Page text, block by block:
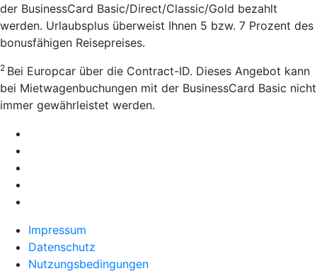
der BusinessCard Basic/Direct/Classic/Gold bezahlt
werden. Urlaubsplus überweist Ihnen 5 bzw. 7 Prozent des
bonusfähigen Reisepreises.
2 Bei Europcar über die Contract-ID. Dieses Angebot kann
bei Mietwagenbuchungen mit der BusinessCard Basic nicht
immer gewährleistet werden.
Impressum
Datenschutz
Nutzungsbedingungen